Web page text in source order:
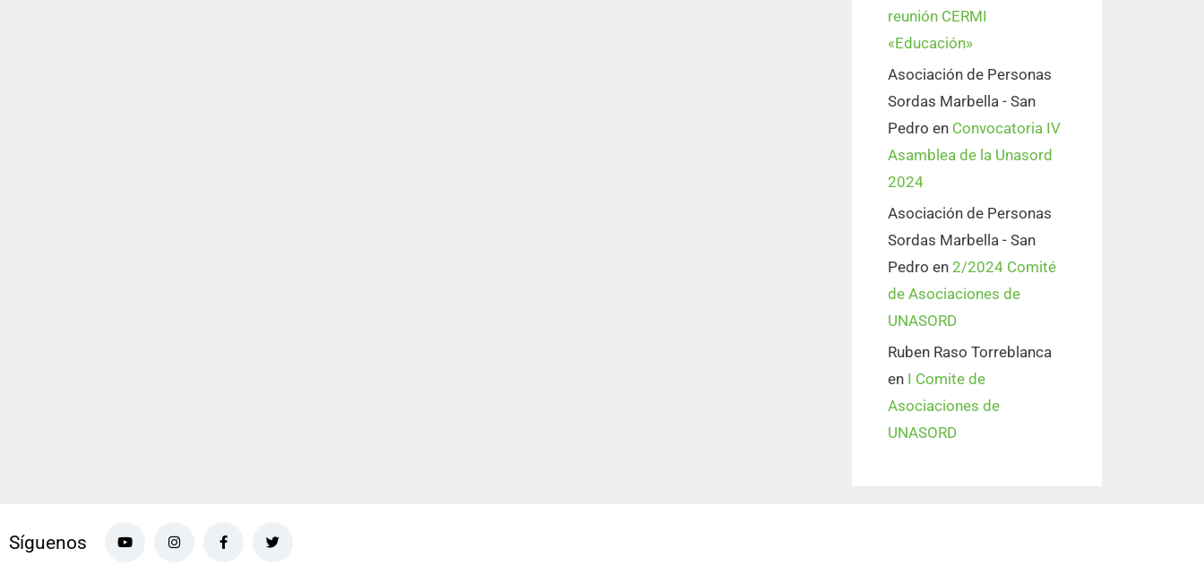
reunión CERMI
«Educación»
Asociación de Personas
Sordas Marbella - San
Pedro en Convocatoria IV
Asamblea de la Unasord
2024
Asociación de Personas
Sordas Marbella - San
Pedro en 2/2024 Comité
de Asociaciones de
UNASORD
Ruben Raso Torreblanca
en I Comite de
Asociaciones de
UNASORD
Síguenos